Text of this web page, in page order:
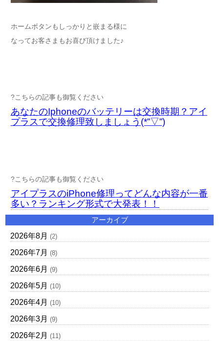
ホームボタンもしっかりと嵌まる様に
なってお客さまもお喜び頂けました♪
?こちらの記事も御覧ください
あなたのIphoneのバッテリーは交換時期？アイ
プラスで交換修理致しましょう(*”▽”)
?こちらの記事も御覧ください
アイプラスのiPhone修理ってどんな内容が一番
多い？ランキング形式で大発表！！
アーカイブ
2026年8月 (2)
2026年7月 (8)
2026年6月 (9)
2026年5月 (10)
2026年4月 (10)
2026年3月 (9)
2026年2月 (11)